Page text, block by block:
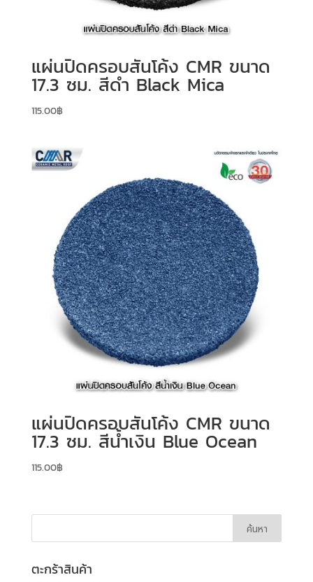
แผ่นปิดครอบสันโค้ง CMR ขนาด
17.3 ซม. สีดำ Black Mica
115.00฿
แผ่นปิดครอบสันโค้ง CMR ขนาด
17.3 ซม. สีน้ำเงิน Blue Ocean
115.00฿
ตะกร้าสินค้า